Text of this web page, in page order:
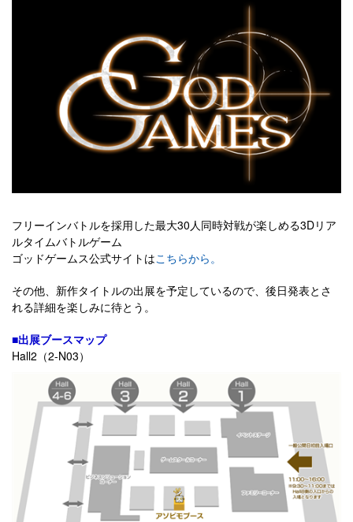
フリーインバトルを採用した最大30人同時対戦が楽しめる3Dリア
ルタイムバトルゲーム
ゴッドゲームス公式サイトはこちらから。
その他、新作タイトルの出展を予定しているので、後日発表とさ
れる詳細を楽しみに待とう。
■出展ブースマップ
Hall2（2-N03）